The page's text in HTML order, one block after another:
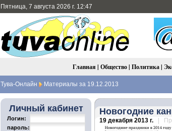
Пятница, 7 августа 2026 г. 12:47
Главная | Общество| Политика|
Тува-Онлайн Материалы за 19.12.2013
Личный кабинет
Логин:
пароль:
Новогодние
19 декабря 2013 г. |